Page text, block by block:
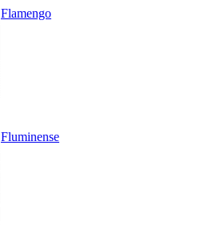
Flamengo
Fluminense